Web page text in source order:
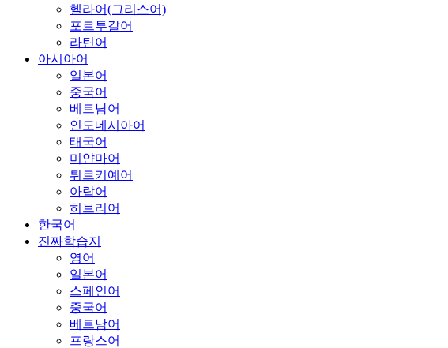
헬라어(그리스어)
포르투갈어
라틴어
아시아어
일본어
중국어
베트남어
인도네시아어
태국어
미얀마어
튀르키예어
아랍어
히브리어
한국어
진짜학습지
영어
일본어
스페인어
중국어
베트남어
프랑스어